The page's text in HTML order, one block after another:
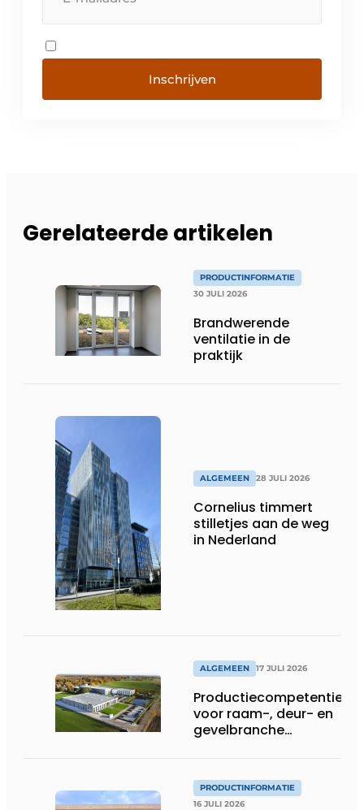
Inschrijven
Gerelateerde artikelen
PRODUCTINFORMATIE
30 JULI 2026
Brandwerende
ventilatie in de
praktijk
ALGEMEEN 28 JULI 2026
Cornelius timmert
stilletjes aan de weg
in Nederland
ALGEMEEN 17 JULI 2026
Productiecompetentie
voor raam-, deur- en
gevelbranche
PRODUCTINFORMATIE
16 JULI 2026